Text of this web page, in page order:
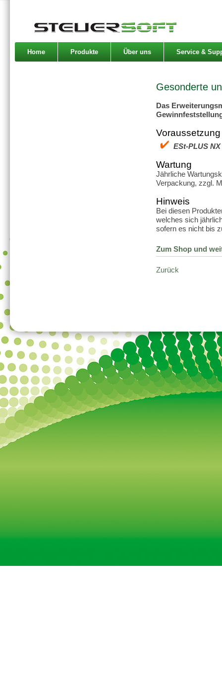
Home Produkte Über uns Service &
Gesonderte
Das
Voraussetzung
ESt-PLUS
Wartung
Jährliche
Verpackung, zzgl.
Hinweis
Bei diesen
welches sich
sofern es nicht bis
Zum Shop und
Zurück